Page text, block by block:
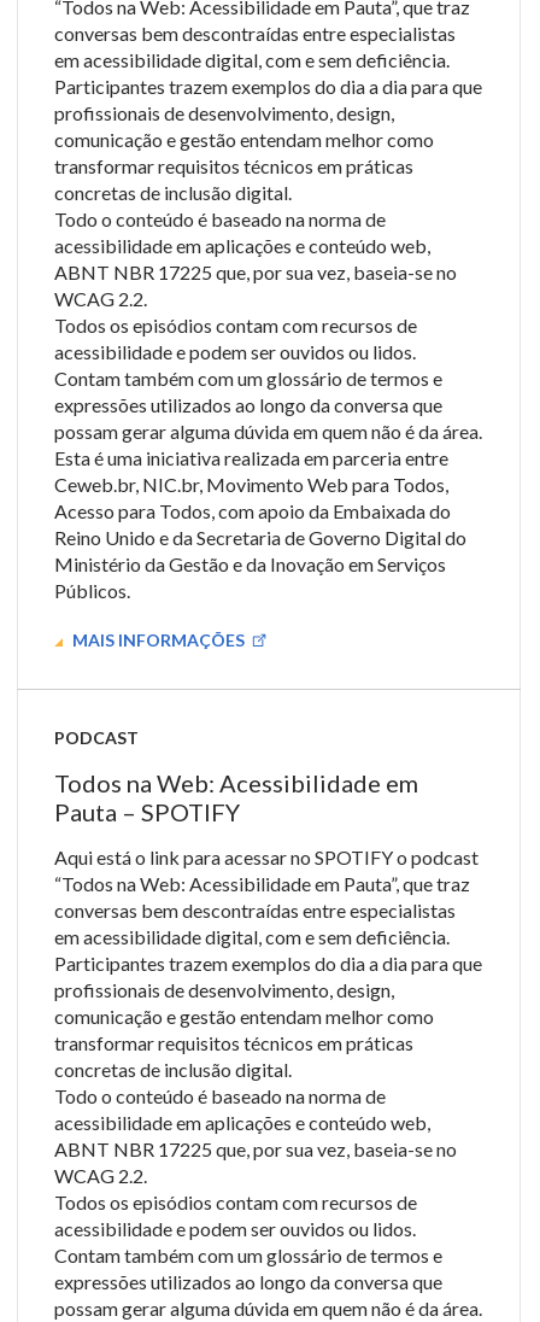
“Todos na Web: Acessibilidade em Pauta”, que traz
conversas bem descontraídas entre especialistas
em acessibilidade digital, com e sem deficiência.
Participantes trazem exemplos do dia a dia para que
profissionais de desenvolvimento, design,
comunicação e gestão entendam melhor como
transformar requisitos técnicos em práticas
concretas de inclusão digital.
Todo o conteúdo é baseado na norma de
acessibilidade em aplicações e conteúdo web,
ABNT NBR 17225 que, por sua vez, baseia-se no
WCAG 2.2.
Todos os episódios contam com recursos de
acessibilidade e podem ser ouvidos ou lidos.
Contam também com um glossário de termos e
expressões utilizados ao longo da conversa que
possam gerar alguma dúvida em quem não é da área.
Esta é uma iniciativa realizada em parceria entre
Ceweb.br, NIC.br, Movimento Web para Todos,
Acesso para Todos, com apoio da Embaixada do
Reino Unido e da Secretaria de Governo Digital do
Ministério da Gestão e da Inovação em Serviços
Públicos.
MAIS INFORMAÇÕES
PODCAST
Todos na Web: Acessibilidade em
Pauta – SPOTIFY
Aqui está o link para acessar no SPOTIFY o podcast
“Todos na Web: Acessibilidade em Pauta”, que traz
conversas bem descontraídas entre especialistas
em acessibilidade digital, com e sem deficiência.
Participantes trazem exemplos do dia a dia para que
profissionais de desenvolvimento, design,
comunicação e gestão entendam melhor como
transformar requisitos técnicos em práticas
concretas de inclusão digital.
Todo o conteúdo é baseado na norma de
acessibilidade em aplicações e conteúdo web,
ABNT NBR 17225 que, por sua vez, baseia-se no
WCAG 2.2.
Todos os episódios contam com recursos de
acessibilidade e podem ser ouvidos ou lidos.
Contam também com um glossário de termos e
expressões utilizados ao longo da conversa que
possam gerar alguma dúvida em quem não é da área.